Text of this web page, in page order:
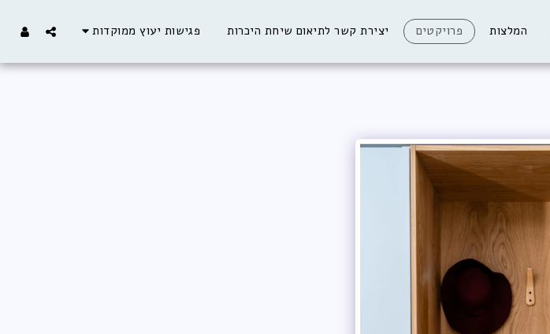
המלצות פרויקטים יצירת קשר לתיאום שיחת היכרות פגישות יעוץ ממוקדות